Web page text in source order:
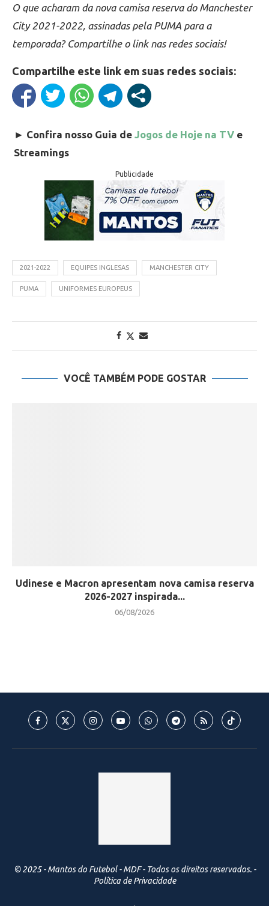
O que acharam da nova camisa reserva do Manchester
City 2021-2022, assinadas pela PUMA para a
temporada? Compartilhe o link nas redes sociais!
Compartilhe este link em suas redes sociais:
► Confira nosso Guia de Jogos de Hoje na TV e
Streamings
Publicidade
2021-2022 EQUIPES INGLESAS MANCHESTER CITY
PUMA UNIFORMES EUROPEUS
VOCÊ TAMBÉM PODE GOSTAR
Udinese e Macron apresentam nova camisa reserva
2026-2027 inspirada...
06/08/2026
© 2025 - Mantos do Futebol - MDF - Todos os direitos reservados. -
Política de Privacidade